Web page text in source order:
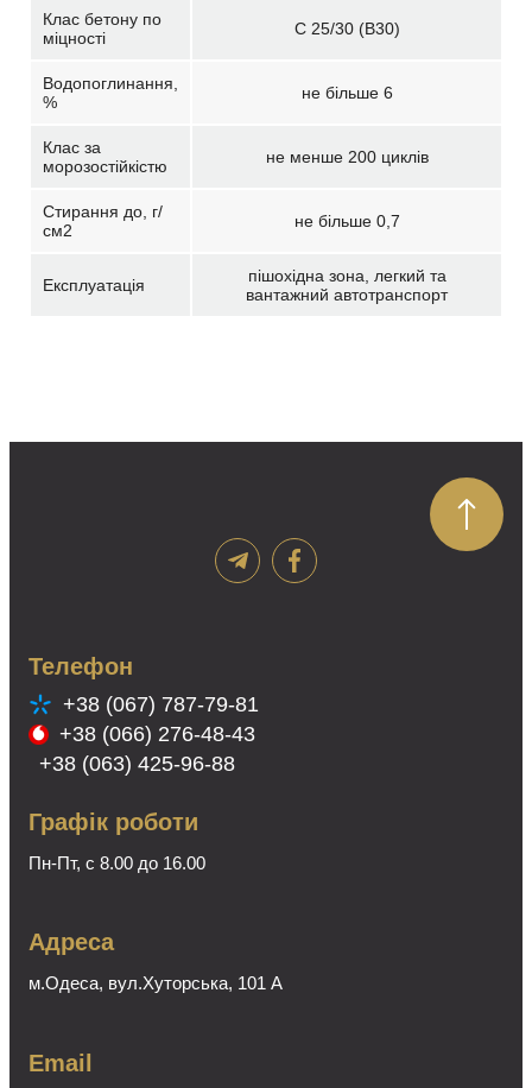
Клас бетону по
міцності
С 25/30 (В30)
Водопоглинання,
%
не більше 6
Клас за
морозостійкістю
не менше 200 циклів
Стирання до, г/
см2
не більше 0,7
Експлуатація
пішохідна зона, легкий та
вантажний автотранспорт
Телефон
+38 (067) 787-79-81
+38 (066) 276-48-43
+38 (063) 425-96-88
Графік роботи
Пн-Пт, с 8.00 до 16.00
Адреса
м.Одеса, вул.Хуторська, 101 А
Email